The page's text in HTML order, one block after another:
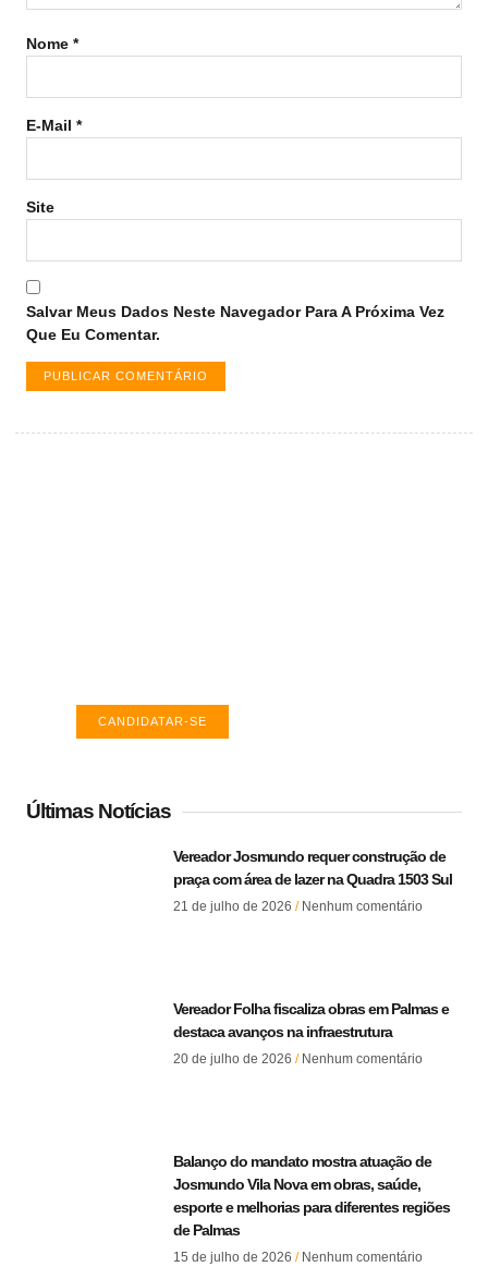
Nome *
E-Mail *
Site
Salvar Meus Dados Neste Navegador Para A Próxima Vez
Que Eu Comentar.
CANDIDATAR-SE
Últimas Notícias
Vereador Josmundo requer construção de
praça com área de lazer na Quadra 1503 Sul
21 de julho de 2026 Nenhum comentário
Vereador Folha fiscaliza obras em Palmas e
destaca avanços na infraestrutura
20 de julho de 2026 Nenhum comentário
Balanço do mandato mostra atuação de
Josmundo Vila Nova em obras, saúde,
esporte e melhorias para diferentes regiões
de Palmas
15 de julho de 2026 Nenhum comentário